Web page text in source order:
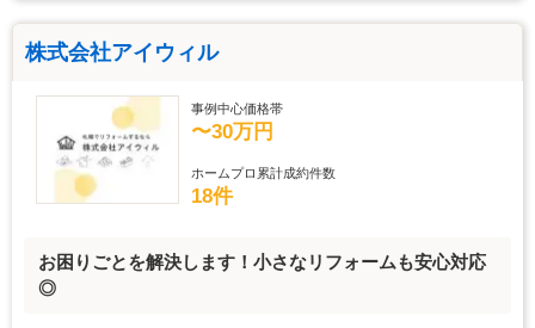
株式会社アイウィル
事例中心価格帯
〜30万円
ホームプロ累計成約件数
18件
お困りごとを解決します！小さなリフォームも安心対応
◎